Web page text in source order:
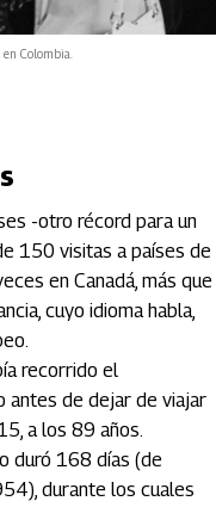
Colombia.
-otro récord para un
150 visitas a países de
en Canadá, más que
cuyo idioma habla,
recorrido el
antes de dejar de viajar
a los 89 años.
duró 168 días (de
durante los cuales